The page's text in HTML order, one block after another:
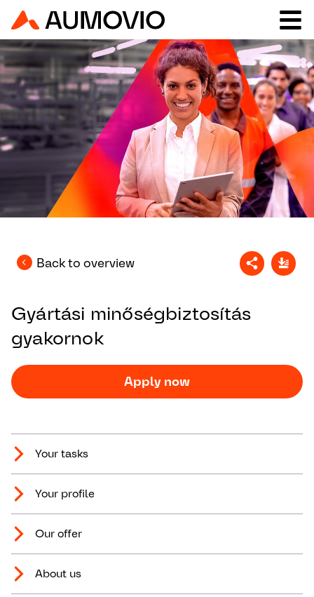
Back to overview
Gyártási minőségbiztosítás
gyakornok
Apply now
Your tasks
Your profile
Our offer
About us